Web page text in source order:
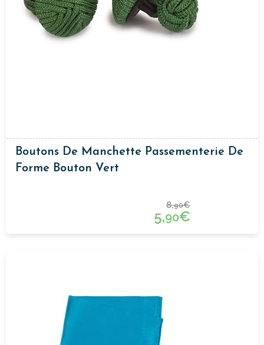
Boutons De Manchette Passementerie De
Forme Bouton Vert
8,90€
5,90€